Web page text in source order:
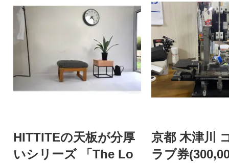
HITTITEの天板が分厚
いシリーズ 「The Lo
京都 木津川
ラブ券